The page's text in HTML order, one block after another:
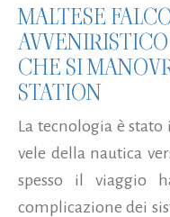
MALTESE
AVVENIRISTICO
CHE SI
STATION
La tecnologia è
vele della nautica
spesso il viaggio
complicazione dei